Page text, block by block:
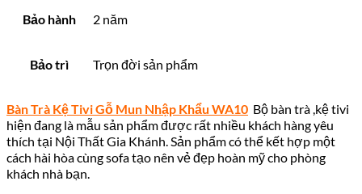
Bảo hành 2 năm
Bảo trì Trọn đời sản phẩm
Bàn Trà Kệ Tivi Gỗ Mun Nhập Khẩu WA10 Bộ bàn trà ,kệ tivi
hiện đang là mẫu sản phẩm được rất nhiều khách hàng yêu
thích tại Nội Thất Gia Khánh. Sản phẩmcó thể kết hợp một
cách hài hòa cùng sofa tạo nên vẻ đẹp hoàn mỹ cho phòng
khách nhà bạn.